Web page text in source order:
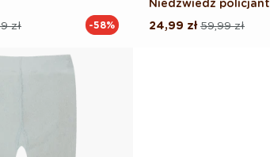
zł -58%
Niedźwiedź policjant
Cena
59,99 zł
Cena
24,99 zł